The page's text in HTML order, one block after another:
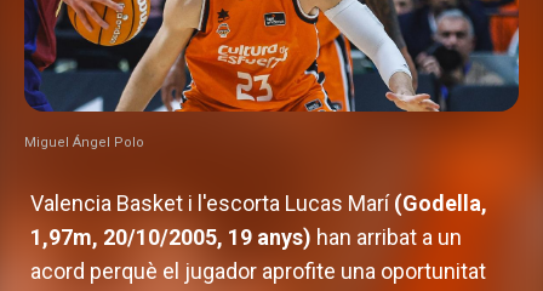
Miguel Ángel Polo
Valencia Basket i l'escorta Lucas Marí(Godella,
1,97m, 20/10/2005, 19 anys) han arribat a un
acord perquè el jugador aprofite una oportunitat